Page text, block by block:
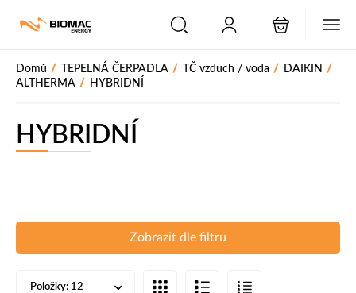
Domů / TEPELNÁ ČERPADLA / TČ vzduch / voda / DAIKIN /
ALTHERMA / HYBRIDNÍ
HYBRIDNÍ
Zobrazit dle filtru
Položky: 12